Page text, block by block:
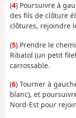
(4) Poursuivre à
des fils de clôture
clôtures, rejoindre
(5) Prendre le
Ribatol (un petit
carrossable.
(6) Tourner à
blanc), et
Nord-Est pour